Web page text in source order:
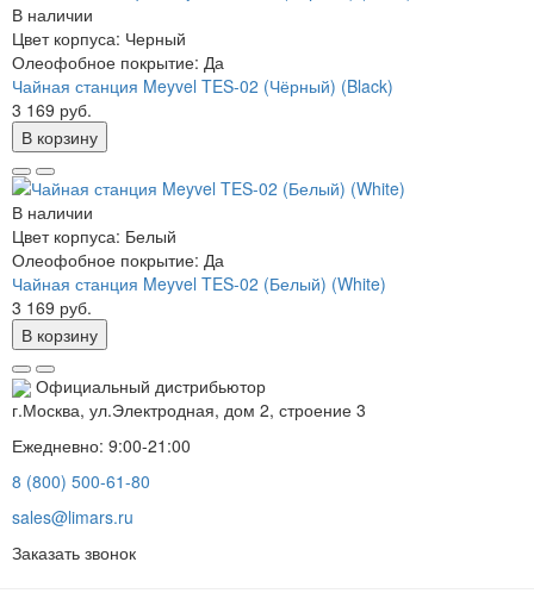
В наличии
Цвет корпуса: Черный
Олеофобное покрытие: Да
Чайная станция Meyvel TES-02 (Чёрный) (Black)
3 169 руб.
В корзину
В наличии
Цвет корпуса: Белый
Олеофобное покрытие: Да
Чайная станция Meyvel TES-02 (Белый) (White)
3 169 руб.
В корзину
Официальный дистрибьютор
г.Москва, ул.Электродная, дом 2, строение 3
Ежедневно: 9:00-21:00
8 (800) 500-61-80
sales@limars.ru
Заказать звонок